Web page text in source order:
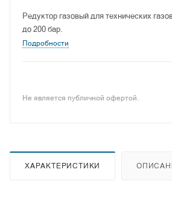
Редуктор газовый для технических
до 200 бар.
Подробности
Не является публичной офертой.
ХАРАКТЕРИСТИКИ